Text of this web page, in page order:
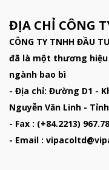
ĐỊA CHỈ CÔNG
CÔNG TY TNHH ĐẦU
đã là một thương
ngành bao bì
- Địa chỉ: Đường D1 -
Nguyễn Văn Linh -
- Fax : (+84.2213)
- Email :